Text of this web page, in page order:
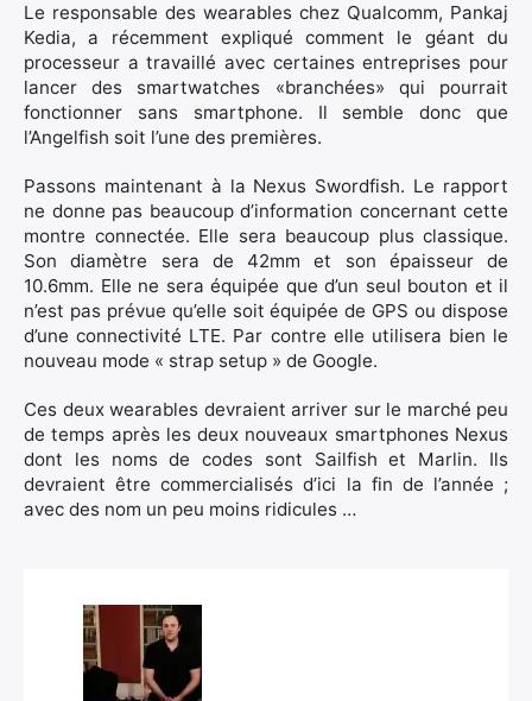
Le responsable des wearables chez Qualcomm, Pankaj
Kedia, a récemment expliqué comment le géant du
processeur a travaillé avec certaines entreprises pour
lancer des smartwatches «branchées» qui pourrait
fonctionner sans smartphone. Il semble donc que
l’Angelfish soit l’une des premières.
Passons maintenant à la Nexus Swordfish. Le rapport
ne donne pas beaucoup d’information concernant cette
montre connectée. Elle sera beaucoup plus classique.
Son diamètre sera de 42mm et son épaisseur de
10.6mm. Elle ne sera équipée que d’un seul bouton et il
n’est pas prévue qu’elle soit équipée de GPS ou dispose
d’une connectivité LTE. Par contre elle utilisera bien le
nouveau mode « strap setup » de Google.
Ces deux wearables devraient arriver sur le marché peu
de temps après les deux nouveaux smartphones Nexus
dont les noms de codes sont Sailfish et Marlin. Ils
devraient être commercialisés d’ici la fin de l’année ;
avec des nom un peu moins ridicules …